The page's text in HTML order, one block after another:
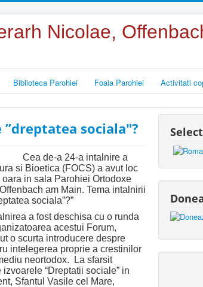
Nicolae,
Biblioteca Parohiei Foaia Parohiei Activitati
sociala"?
Cea de-a 24-a intalnire a
si Bioetica (FOCS) a avut loc
in sala Parohiei Ortodoxe
am Main. Tema intalnirii
sociala”?”
a fost deschisa cu o runda
acestui Forum,
o scurta introducere despre
intelegerea proprie a crestinilor
neortodox. La sfarsit
“Dreptatii sociale” in
Sfantul Vasile cel Mare,